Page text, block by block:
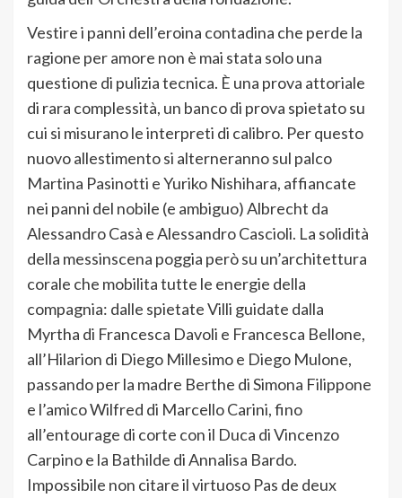
Vestire i panni dell’eroina contadina che perde la
ragione per amore non è mai stata solo una
questione di pulizia tecnica. È una prova attoriale
di rara complessità, un banco di prova spietato su
cui si misurano le interpreti di calibro. Per questo
nuovo allestimento si alterneranno sul palco
Martina Pasinotti e Yuriko Nishihara, affiancate
nei panni del nobile (e ambiguo) Albrecht da
Alessandro Casà e Alessandro Cascioli. La solidità
della messinscena poggia però su un’architettura
corale che mobilita tutte le energie della
compagnia: dalle spietate Villi guidate dalla
Myrtha di Francesca Davoli e Francesca Bellone,
all’Hilarion di Diego Millesimo e Diego Mulone,
passando per la madre Berthe di Simona Filippone
e l’amico Wilfred di Marcello Carini, fino
all’entourage di corte con il Duca di Vincenzo
Carpino e la Bathilde di Annalisa Bardo.
Impossibile non citare il virtuoso Pas de deux